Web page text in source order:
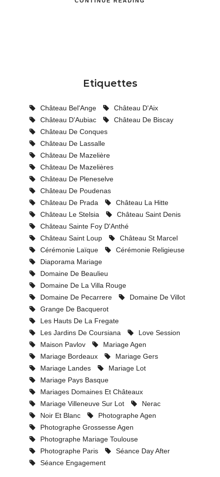
Etiquettes
Château Bel'Ange
Château D'Aix
Château D'Aubiac
Château De Biscay
Château De Conques
Château De Lassalle
Château De Mazelière
Château De Mazelières
Château De Pleneselve
Château De Poudenas
Château De Prada
Château La Hitte
Château Le Stelsia
Château Saint Denis
Château Sainte Foy D'Anthé
Château Saint Loup
Château St Marcel
Cérémonie Laïque
Cérémonie Religieuse
Diaporama Mariage
Domaine De Beaulieu
Domaine De La Villa Rouge
Domaine De Pecarrere
Domaine De Villot
Grange De Bacquerot
Les Hauts De La Fregate
Les Jardins De Coursiana
Love Session
Maison Pavlov
Mariage Agen
Mariage Bordeaux
Mariage Gers
Mariage Landes
Mariage Lot
Mariage Pays Basque
Mariages Domaines Et Châteaux
Mariage Villeneuve Sur Lot
Nerac
Noir Et Blanc
Photographe Agen
Photographe Grossesse Agen
Photographe Mariage Toulouse
Photographe Paris
Séance Day After
Séance Engagement